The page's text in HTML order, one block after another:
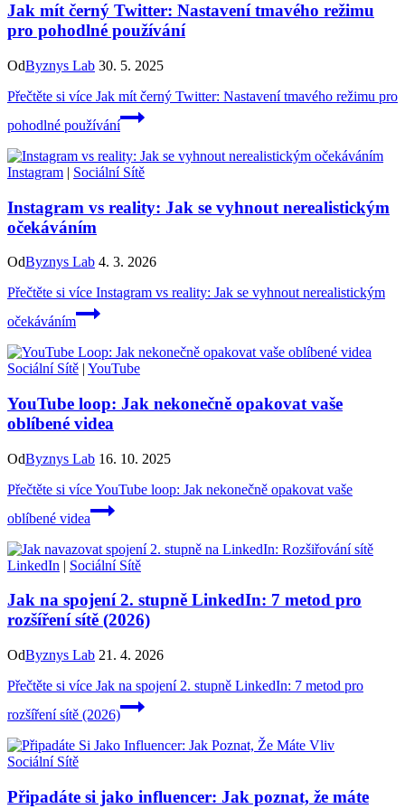
Jak mít černý Twitter: Nastavení tmavého režimu
pro pohodlné používání
OdByznys Lab 30. 5. 2025
Přečtěte si více Jak mít černý Twitter: Nastavení tmavého režimu pro
pohodlné používání
Instagram | Sociální Sítě
Instagram vs reality: Jak se vyhnout nerealistickým
očekáváním
OdByznys Lab 4. 3. 2026
Přečtěte si více Instagram vs reality: Jak se vyhnout nerealistickým
očekáváním
Sociální Sítě | YouTube
YouTube loop: Jak nekonečně opakovat vaše
oblíbené videa
OdByznys Lab 16. 10. 2025
Přečtěte si víceYouTube loop: Jak nekonečně opakovat vaše
oblíbené videa
LinkedIn | Sociální Sítě
Jak na spojení 2. stupně LinkedIn: 7 metod pro
rozšíření sítě (2026)
OdByznys Lab 21. 4. 2026
Přečtěte si více Jak na spojení 2. stupně LinkedIn: 7 metod pro
rozšíření sítě (2026)
Sociální Sítě
Připadáte si jako influencer: Jak poznat, že máte